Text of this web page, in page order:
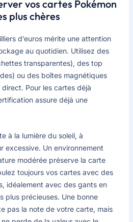
vos cartes Pokémon
plus chères
d’euros mérite une attention
au quotidien. Utilisez des
transparentes), des top
ou des boîtes magnétiques
Pour les cartes déjà
assure déjà une
à la lumière du soleil, à
excessive. Un environnement
modérée préserve la carte
toujours vos cartes avec des
idéalement avec des gants en
plus précieuses. Une bonne
pas la note de votre carte, mais